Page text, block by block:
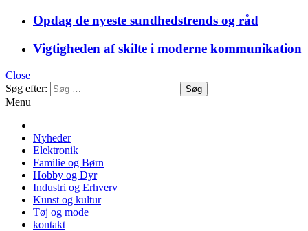
Opdag de nyeste sundhedstrends og råd
Vigtigheden af skilte i moderne kommunikation
Close
Søg efter:
Menu
Nyheder
Elektronik
Familie og Børn
Hobby og Dyr
Industri og Erhverv
Kunst og kultur
Tøj og mode
kontakt